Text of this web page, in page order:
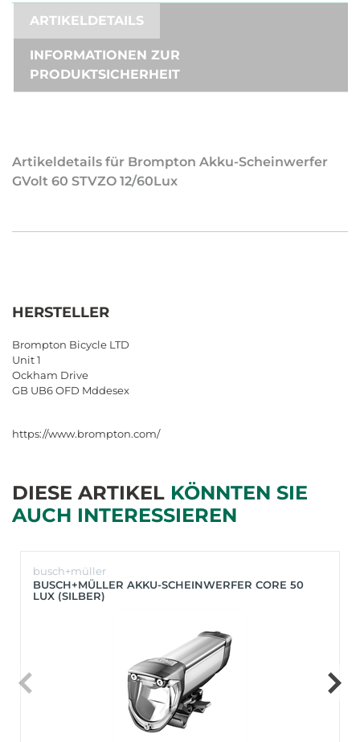
ARTIKELDETAILS
INFORMATIONEN ZUR
PRODUKTSICHERHEIT
Artikeldetails für Brompton Akku-Scheinwerfer
GVolt 60 STVZO 12/60Lux
HERSTELLER
Brompton Bicycle LTD
Unit 1
Ockham Drive
GB UB6 OFD Mddesex
https://www.brompton.com/
DIESE ARTIKEL KÖNNTEN SIE
AUCH INTERESSIEREN
busch+müller
BUSCH+MÜLLER AKKU-SCHEINWERFER CORE 50
LUX (SILBER)